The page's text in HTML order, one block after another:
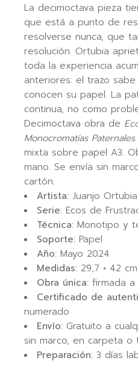
La decimoctava pieza
que está a punto de
resolverse nunca, que
resolución. Ortubia
toda la experiencia
anteriores: el trazo
conocen su papel. La
continua, no como
Decimoctava obra de
Monocromatías Paternales
mixta sobre papel A3.
mano. Se envía sin
cartón.
Artista: Juanjo Ortubia
Serie: Ecos de
Técnica: Monotipo y
Soporte: Papel
Año: Mayo 2024
Medidas: 29,7 × 42
Obra única: firmada a
Certificado de
numerado
Envío: Gratuito a
sin marco, en carpeta o
Preparación: 3 días